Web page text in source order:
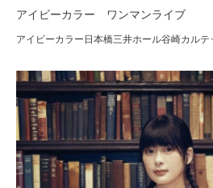
アイビーカラー ワンマンライブ
アイビーカラー日本橋三井ホール谷崎カル